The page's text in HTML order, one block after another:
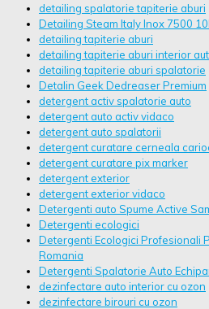
detailing spalatorie tapiterie aburi
Detailing Steam Italy Inox 7500
detailing tapiterie aburi
detailing tapiterie aburi interior
detailing tapiterie aburi spalatorie
Detalin Geek Dedreaser Premium
detergent activ spalatorie auto
detergent auto activ vidaco
detergent auto spalatorii
detergent curatare cerneala
detergent curatare pix marker
detergent exterior
detergent exterior vidaco
Detergenti auto Spume Active
Detergenti ecologici
Detergenti Ecologici Profesionali
Romania
Detergenti Spalatorie Auto
dezinfectare auto interior cu ozon
dezinfectare birouri cu ozon